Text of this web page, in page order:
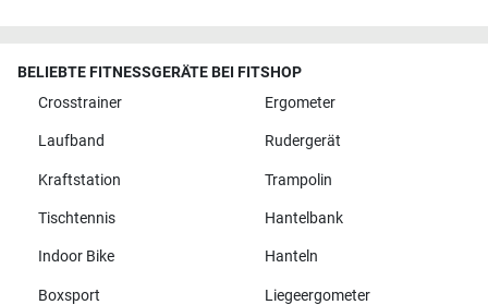
BELIEBTE FITNESSGERÄTE BEI FITSHOP
Crosstrainer
Ergometer
Laufband Rudergerät
Kraftstation Trampolin
Tischtennis Hantelbank
Indoor Bike Hanteln
Boxsport Liegeergometer